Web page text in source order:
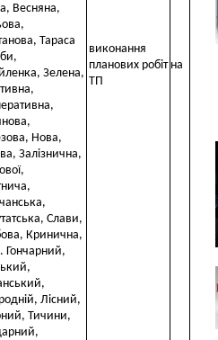
Весняна,
Тараса
Зелена,
Нова,
Залізнична,
Слави,
Кринична,
Гончарний,
Лісний,
Тичини,
виконання
планових робіт на
ТП